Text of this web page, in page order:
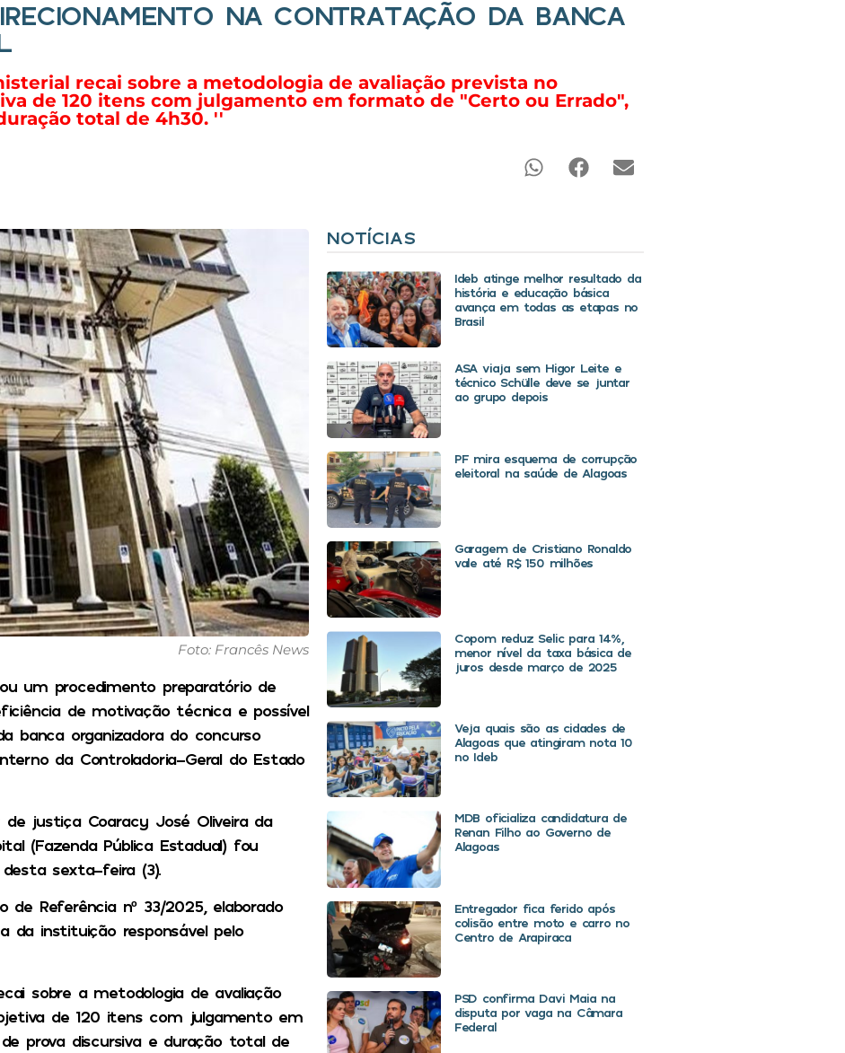
NA CONTRATAÇÃO DA BANCA
recai sobre a metodologia de avaliação prevista no
de 120 itens com julgamento em formato de "Certo ou Errado",
total de 4h30. ''
Foto: Francês News
um procedimento preparatório de
de motivação técnica e possível
banca organizadora do concurso
da Controladoria-Geral do Estado
justiça Coaracy José Oliveira da
(Fazenda Pública Estadual) fou
sexta-feira (3).
de Referência nº 33/2025, elaborado
da instituição responsável pelo
sobre a metodologia de avaliação
de 120 itens com julgamento em
prova discursiva e duração total de
NOTÍCIAS
Ideb atinge melhor resultado da
história e educação básica
avança em todas as etapas no
Brasil
ASA viaja sem Higor Leite e
técnico Schülle deve se juntar
ao grupo depois
PF mira esquema de corrupção
eleitoral na saúde de Alagoas
Garagem de Cristiano Ronaldo
vale até R$ 150 milhões
Copom reduz Selic para 14%,
menor nível da taxa básica de
juros desde março de 2025
Veja quais são as cidades de
Alagoas que atingiram nota 10
no Ideb
MDB oficializa candidatura de
Renan Filho ao Governo de
Alagoas
Entregador fica ferido após
colisão entre moto e carro no
Centro de Arapiraca
PSD confirma Davi Maia na
disputa por vaga na Câmara
Federal